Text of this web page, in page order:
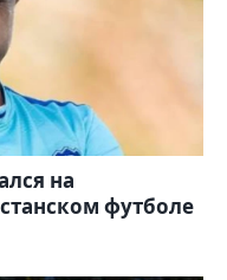
на
футболе